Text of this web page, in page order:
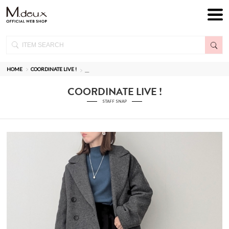
HOME COORDINATE LIVE !
COORDINATE LIVE !
STAFF SNAP